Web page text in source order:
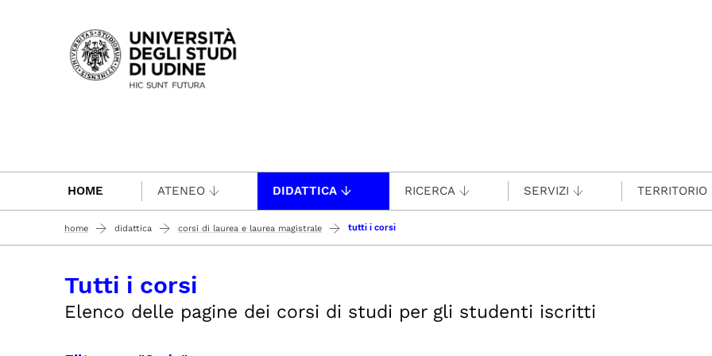
Passa al contenuto principale
HOME ATENEO DIDATTICA RICERCA SERVIZI
home didattica corsi di laurea e laurea magistrale tutti i corsi
Tutti i corsi
Elenco delle pagine dei corsi di studi per gli studenti iscritti